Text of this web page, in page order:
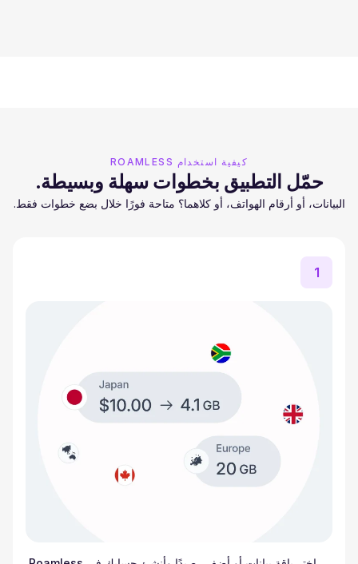
كيفية استخدام ROAMLESS
حمّل التطبيق بخطوات سهلة وبسيطة.
البيانات، أو أرقام الهواتف، أو كلاهما؟ متاحة فورًا خلال بضع خطوات فقط.
1